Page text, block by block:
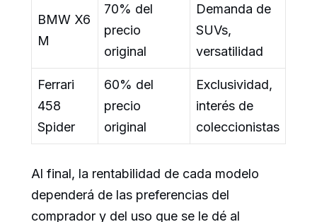
BMW X6
M
70% del
precio
original
Demanda de
SUVs,
versatilidad
Ferrari
458
Spider
60% del
precio
original
Exclusividad,
interés de
coleccionistas
Al final, la rentabilidad de cada modelo
dependerá de las preferencias del
comprador y del uso que se le dé al